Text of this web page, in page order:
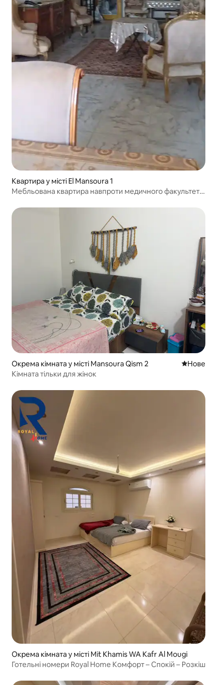
Квартира у місті El Mansoura 1
Мебльована квартира навпроти медичного факультету
Окрема кімната у місті Mansoura Qism 2 Нове
Нове
Кімната тільки для жінок
Окрема кімната у місті Mit Khamis WA Kafr Al Mougi
Готельні номери Royal Home Комфорт – Спокій – Розкіш